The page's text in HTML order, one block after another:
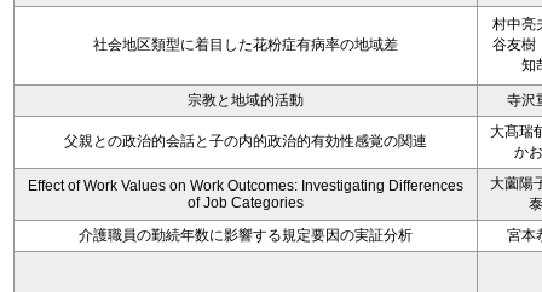
社会地区類型に着目した花粉症有病率の地域差
村中亮
谷友樹
知
宗教と地域的活動 寺沢
父親との政治的会話と子の内的政治的有効性感覚の関連
大髙瑞
か
Effect of Work Values on Work Outcomes: Investigating Differences
of Job Categories
大薗陽
泰
介護職員の勤続年数に影響する規定要因の実証分析
宮本